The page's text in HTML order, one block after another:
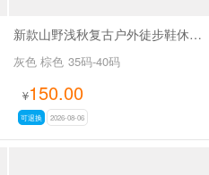
新款山野浅秋复古户外徒步鞋休闲鞋SA37028
灰色 棕色 35码-40码
¥150.00
可退换 2026-08-06